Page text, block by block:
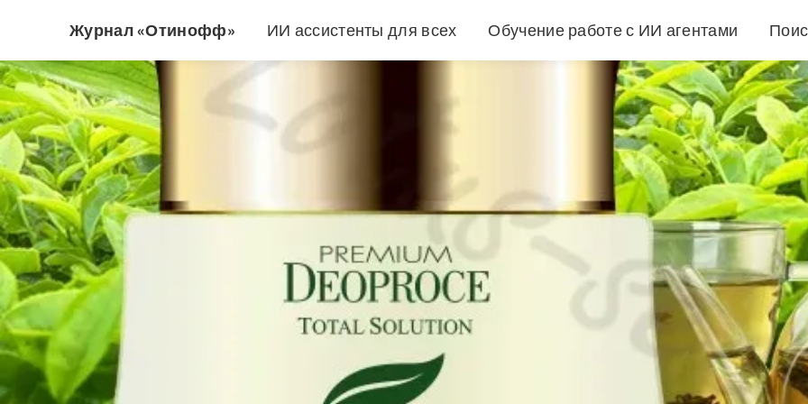
Журнал «Отинофф» ИИ ассистенты для всех Обучение работе с ИИ агентами